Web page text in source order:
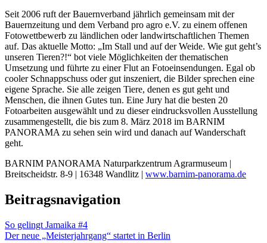
Seit 2006 ruft der Bauernverband jährlich gemeinsam mit der
Bauernzeitung und dem Verband pro agro e.V. zu einem offenen
Fotowettbewerb zu ländlichen oder landwirtschaftlichen Themen
auf. Das aktuelle Motto: „Im Stall und auf der Weide. Wie gut geht’s
unseren Tieren?!“ bot viele Möglichkeiten der thematischen
Umsetzung und führte zu einer Flut an Fotoeinsendungen. Egal ob
cooler Schnappschuss oder gut inszeniert, die Bilder sprechen eine
eigene Sprache. Sie alle zeigen Tiere, denen es gut geht und
Menschen, die ihnen Gutes tun. Eine Jury hat die besten 20
Fotoarbeiten ausgewählt und zu dieser eindrucksvollen Ausstellung
zusammengestellt, die bis zum 8. März 2018 im BARNIM
PANORAMA zu sehen sein wird und danach auf Wanderschaft
geht.
BARNIM PANORAMA Naturparkzentrum Agrarmuseum |
Breitscheidstr. 8-9 | 16348 Wandlitz | www.barnim-panorama.de
Beitragsnavigation
So gelingt Jamaika #4
Der neue „Meisterjahrgang“ startet in Berlin